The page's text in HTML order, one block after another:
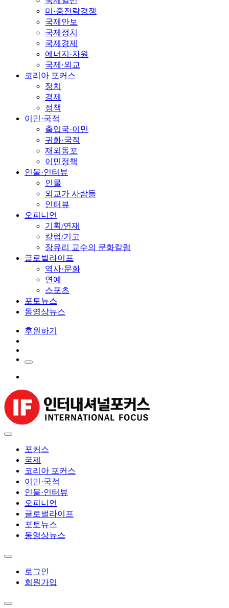
미·중전략경쟁
국제안보
국제정치
국제경제
에너지·자원
국제·외교
코리아 포커스
정치
경제
정책
이민·국적
출입국·이민
귀화·국적
재외동포
이민정책
인물·인터뷰
인물
외교가 사람들
인터뷰
오피니언
기획/연재
칼럼/기고
장유리 교수의 문화칼럼
글로벌라이프
역사·문화
연예
스포츠
포토뉴스
동영상뉴스
후원하기
포커스
국제
코리아 포커스
이민·국적
인물·인터뷰
오피니언
글로벌라이프
포토뉴스
동영상뉴스
로그인
회원가입